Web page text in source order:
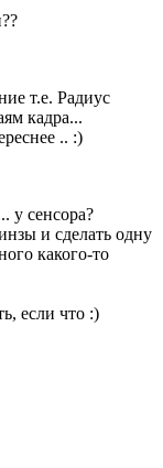
т.е. Радиус
кадра...
.. :)
у сенсора?
и сделать одну
какого-то
если что :)